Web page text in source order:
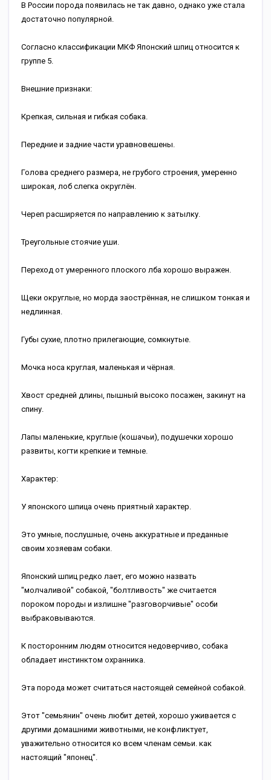
В России порода появилась не так давно, однако уже стала
достаточно популярной.
Согласно классификации МКФ Японский шпиц относится к
группе 5.
Внешние признаки:
Крепкая, сильная и гибкая собака.
Передние и задние части уравновешены.
Голова среднего размера, не грубого строения, умеренно
широкая, лоб слегка округлён.
Череп расширяется по направлению к затылку.
Треугольные стоячие уши.
Переход от умеренного плоского лба хорошо выражен.
Щеки округлые, но морда заострённая, не слишком тонкая и
недлинная.
Губы сухие, плотно прилегающие, сомкнутые.
Мочка носа круглая, маленькая и чёрная.
Хвост средней длины, пышный высоко посажен, закинут на
спину.
Лапы маленькие, круглые (кошачьи), подушечки хорошо
развиты, когти крепкие и темные.
Характер:
У японского шпица очень приятный характер.
Это умные, послушные, очень аккуратные и преданные
своим хозяевам собаки.
Японский шпиц редко лает, его можно назвать
"молчаливой" собакой, "болтливость" же считается
пороком породы и излишне "разговорчивые" особи
выбраковываются.
К посторонним людям относится недоверчиво, собака
обладает инстинктом охранника.
Эта порода может считаться настоящей семейной собакой.
Этот "семьянин" очень любит детей, хорошо уживается с
другими домашними животными, не конфликтует,
уважительно относится ко всем членам семьи. как
настоящий "японец".